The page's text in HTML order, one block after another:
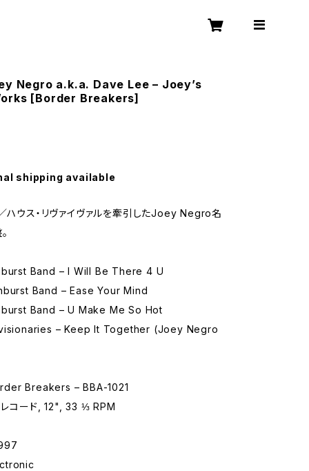
Negro a.k.a. Dave Lee – Joey’s
[Border Breakers]
shipping available
ハウス・リヴァイヴァルを牽引したJoey Negro名
Band – I Will Be There 4 U
Band – Ease Your Mind
Band – U Make Me So Hot
– Keep It Together (Joey Negro
Breakers – BBA-1021
レコード, 12", 33 ⅓ RPM